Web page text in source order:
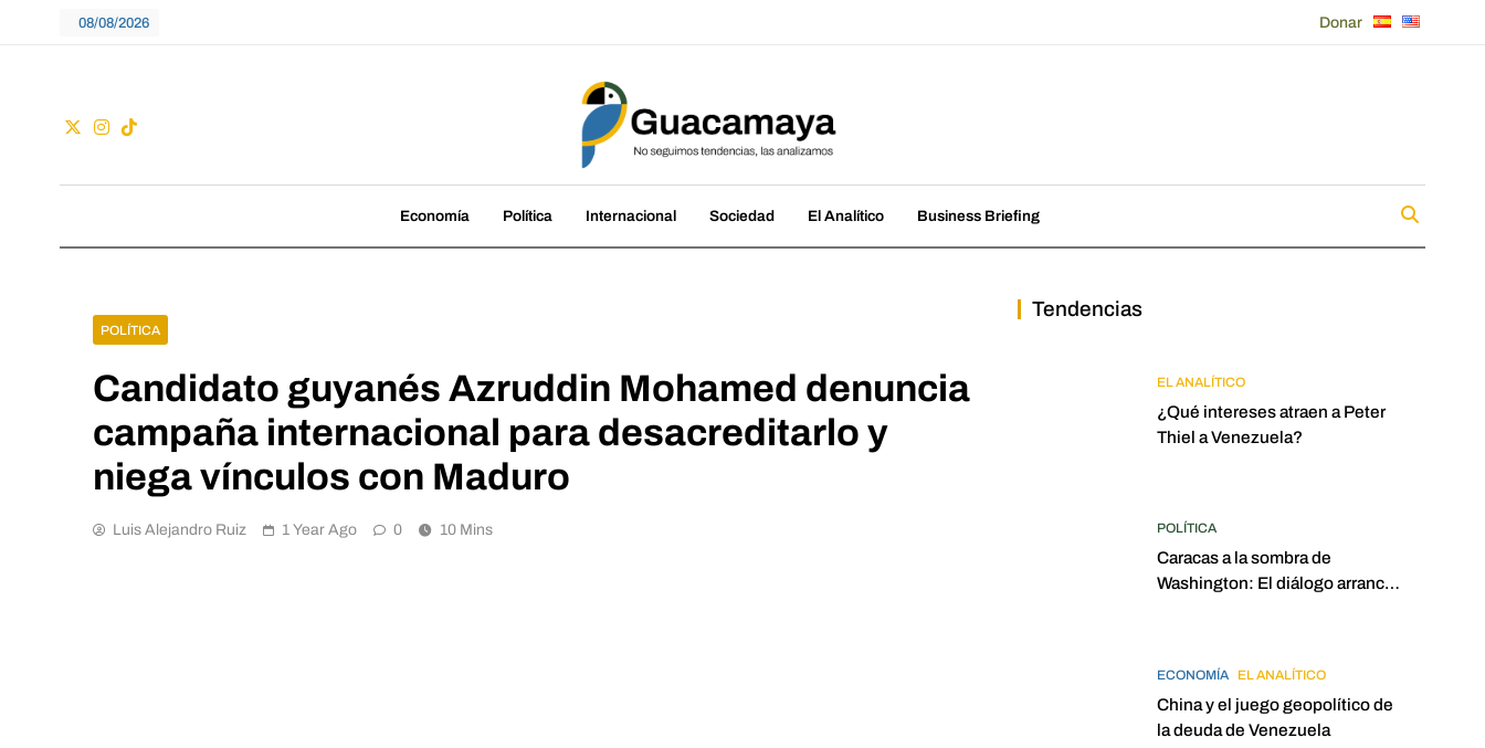
08/08/2026 Donar
Guacamaya
Economía Política Internacional Sociedad El Analítico Business Briefing
POLÍTICA
Candidato guyanés Azruddin Mohamed denuncia
campaña internacional para desacreditarlo y
niega vínculos con Maduro
Luis Alejandro Ruiz 1 Year Ago 0 10 Mins
Tendencias
EL ANALÍTICO
¿Qué intereses atraen a Peter
Thiel a Venezuela?
POLÍTICA
Caracas a la sombra de
Washington: El diálogo arrancó
ECONOMÍA EL ANALÍTICO
China y el juego geopolítico de
la deuda de Venezuela